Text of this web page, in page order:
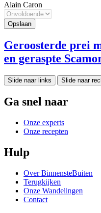
Alain Caron
Geroosterde prei
en geraspte
Slide naar links Slide naar
Ga snel naar
Onze experts
Onze recepten
Hulp
Over BinnensteBuiten
Terugkijken
Onze Wandelingen
Contact